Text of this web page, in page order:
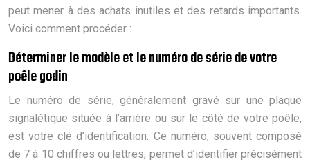
peut mener à des achats inutiles et des retards importants.
Voici comment procéder :
Déterminer le modèle et le numéro de série de votre
poêle godin
Le numéro de série, généralement gravé sur une plaque
signalétique située à l’arrière ou sur le côté de votre poêle,
est votre clé d’identification. Ce numéro, souvent composé
de 7 à 10 chiffres ou lettres, permet d’identifier précisément